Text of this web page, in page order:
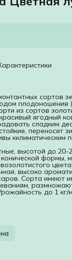
сортов
плодоношения
из сортов
ягодный
сладким
переносят
кклиматическим
высотой до 20-
формы,
высоко
Сорта имеют
до 1 кг/